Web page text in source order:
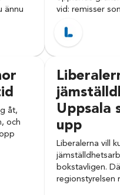
ännu
vid: remisser
åt,
och
Uppsala
upp
Liberalerna vill
bokstavligen.
regionstyrelsen